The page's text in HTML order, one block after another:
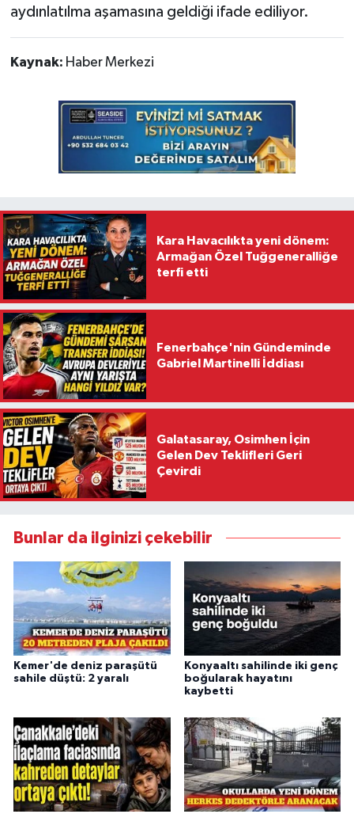
aydınlatılma aşamasına geldiği ifade ediliyor.
Kaynak: Haber Merkezi
Kara Havacılıkta yeni dönem:
Armağan Özel Tuğgeneralliğe
terfi etti
Fenerbahçe'nin Gündeminde
Gabriel Martinelli İddiası
Galatasaray, Osimhen İçin
Gelen Dev Teklifleri Geri
Çevirdi
Bunlar da ilginizi çekebilir
Kemer'de deniz paraşütü
sahile düştü: 2 yaralı
Konyaaltı sahilinde iki genç
boğularak hayatını
kaybetti